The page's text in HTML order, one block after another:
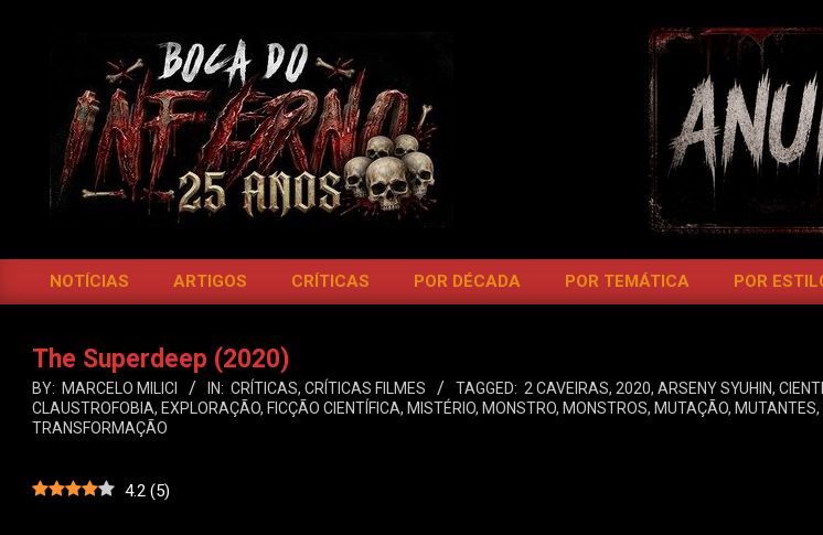
BOCA
DO
Primary
Menu
NOTÍCIAS ARTIGOS CRÍTICAS POR DÉCADA POR TEMÁTICA POR
The Superdeep (2020)
BY: MARCELO MILICI IN: CRÍTICAS, CRÍTICAS FILMES TAGGED: 2 CAVEIRAS, 2020, ARSENY SYUHIN,
CLAUSTROFOBIA, EXPLORAÇÃO, FICÇÃO CIENTÍFICA, MISTÉRIO, MONSTRO, MONSTROS, MUTAÇÃO, MUTANTES,
TRANSFORMAÇÃO
4.2 (5)